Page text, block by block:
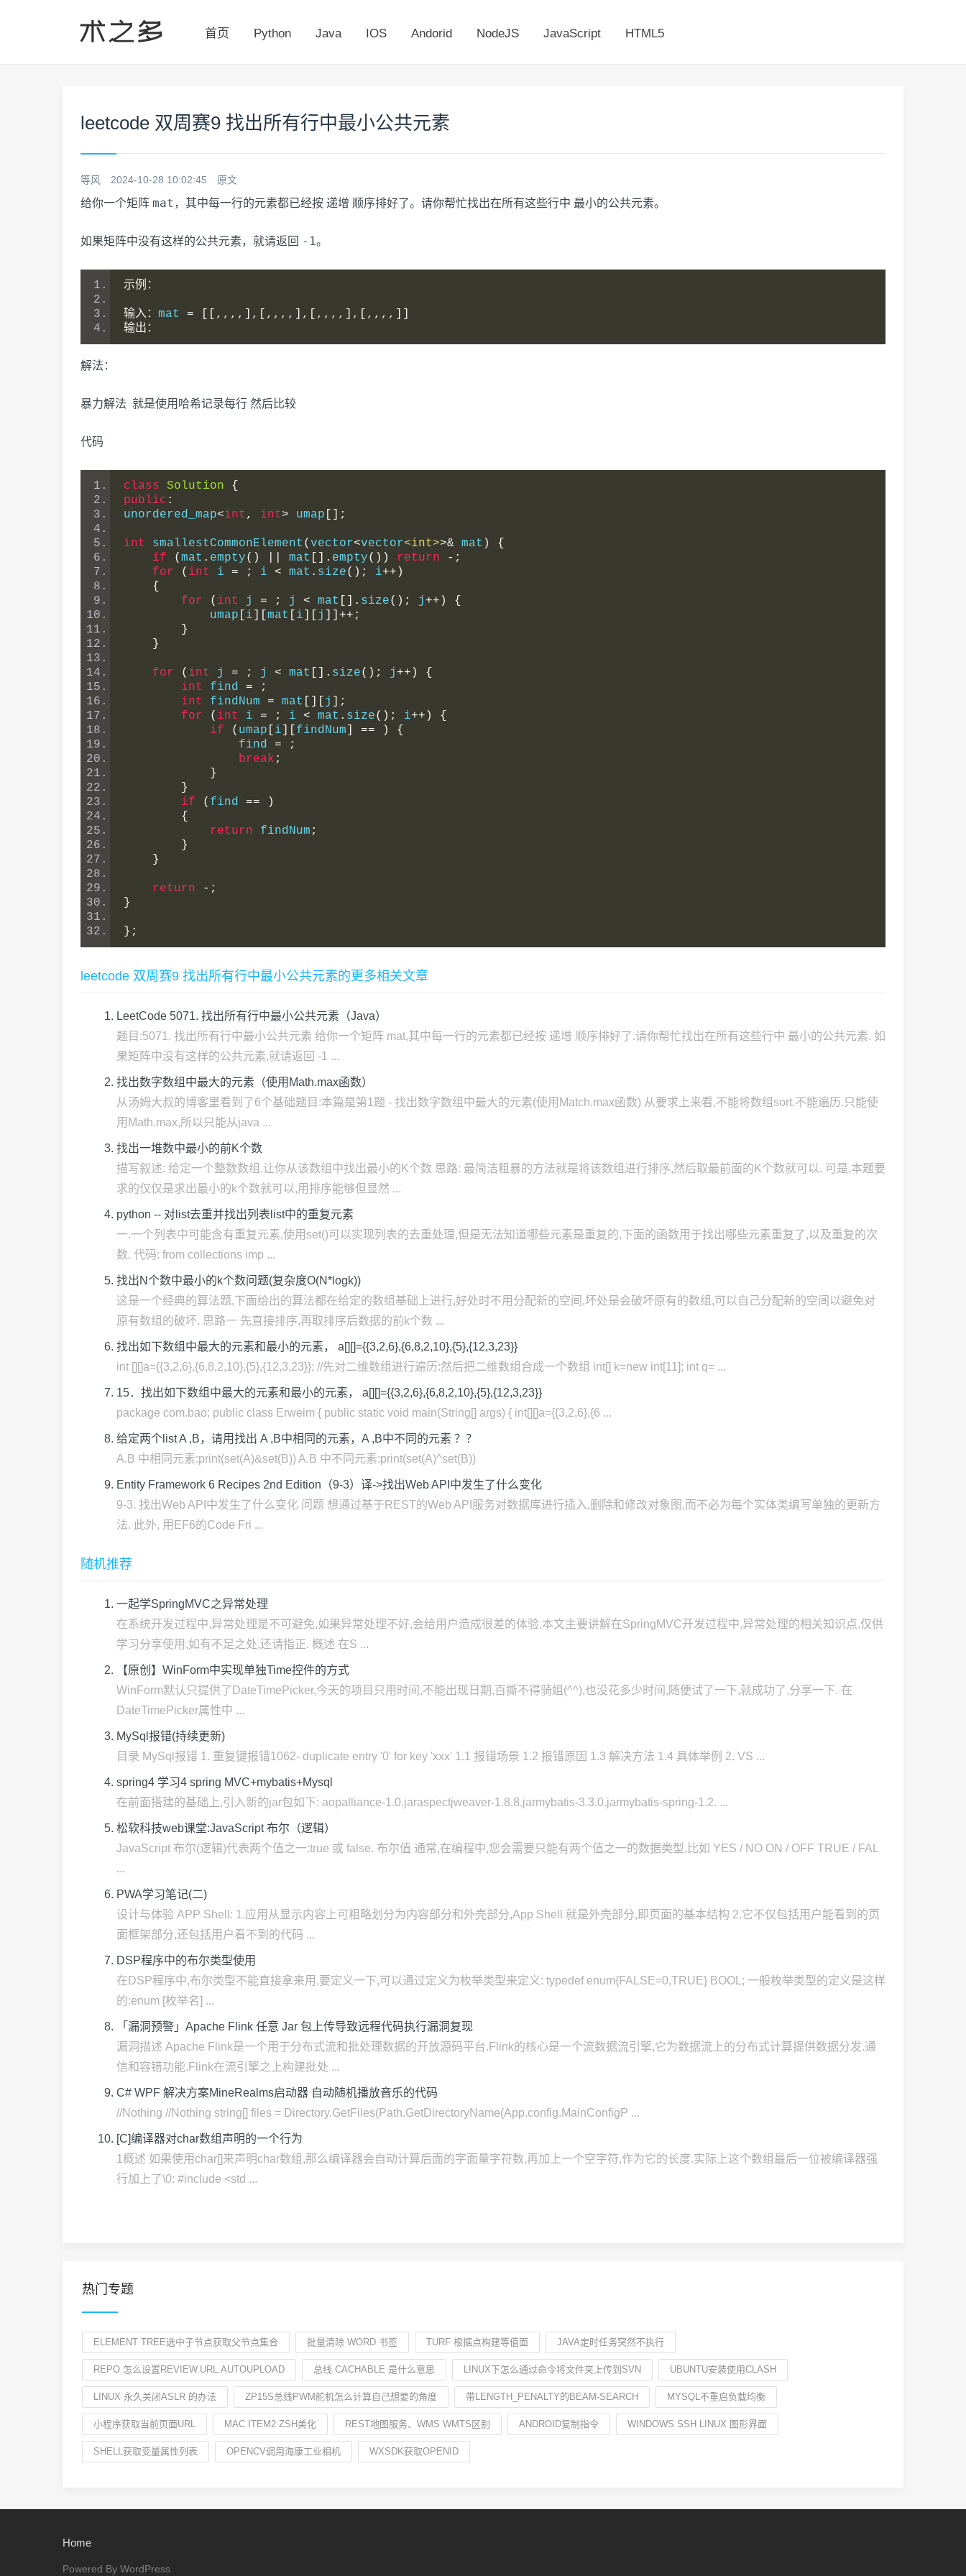
首页 Python Java IOS Andorid NodeJS JavaScript HTML5
leetcode 双周赛9 找出所有行中最小公共元素
等风 2024-10-28 10:02:45 原文
给你一个矩阵 mat ，其中每一行的元素都已经按 递增 顺序排好了。请你帮忙找出在所有这些行中 最小的公共元素。
如果矩阵中没有这样的公共元素，就请返回 -1。
示例：
输入： mat =
[[,,,,],[,,,,],[,,,,],[,,,,]]
输出：
解法：
暴力解法 就是使用哈希记录每行 然后比较
代码
class Solution
{
public :
unordered_map<int , int> umap [];
int smallestCommonElement ( vector<vector<int>>& mat )
{
if
( mat . empty() mat []. empty()) return
-;
for
( int i = ; i < mat . size(); i++)
{
for
( int j = ; j < mat []. size(); j ++)
{
            umap
i mat i j
]]++;
}
}
for ( int j = ; j < mat []. size(); j ++)
{
int
find =
;
int
findNum = mat j
];
for
( int i = ; i < mat . size(); i++)
{
if
( umap i findNum == )
{
                find
=
;
break ;
}
}
if
( find ==
)
{
return findNum ;
}
}
return
-;
}
};
leetcode 双周赛9 找出所有行中最小公共元素的更多相关文章
LeetCode 5071. 找出所有行中最小公共元素（Java）
题目:5071. 找出所有行中最小公共元素 给你一个矩阵 mat,其中每一行的元素都已经按 递增 顺序排好了.请你帮忙找出在所有这些行中 最小的公共元素. 如
果矩阵中没有这样的公共元素,就请返回 -1 ...
找出数字数组中最大的元素（使用Math.max函数）
从汤姆大叔的博客里看到了6个基础题目:本篇是第1题 - 找出数字数组中最大的元素(使用Match.max函数) 从要求上来看,不能将数组sort.不能遍历.只能使
用Math.max,所以只能从java ...
找出一堆数中最小的前K个数
描写叙述: 给定一个整数数组.让你从该数组中找出最小的K个数 思路: 最简洁粗暴的方法就是将该数组进行排序,然后取最前面的K个数就可以. 可是,本题要
求的仅仅是求出最小的k个数就可以,用排序能够但显然 ...
python -- 对list去重并找出列表list中的重复元素
一.一个列表中可能含有重复元素,使用set()可以实现列表的去重处理,但是无法知道哪些元素是重复的,下面的函数用于找出哪些元素重复了,以及重复的次
数. 代码: from collections imp ...
找出N个数中最小的k个数问题(复杂度O(N*logk))
这是一个经典的算法题,下面给出的算法都在给定的数组基础上进行,好处时不用分配新的空间,坏处是会破坏原有的数组,可以自己分配新的空间以避免对
原有数组的破坏. 思路一 先直接排序,再取排序后数据的前k个数 ...
找出如下数组中最大的元素和最小的元素， a[][]={{3,2,6},{6,8,2,10},{5},{12,3,23}}
int [][]a={{3,2,6},{6,8,2,10},{5},{12,3,23}}; //先对二维数组进行遍历:然后把二维数组合成一个数组 int[] k=new int[11]; int q= ...
15．找出如下数组中最大的元素和最小的元素， a[][]={{3,2,6},{6,8,2,10},{5},{12,3,23}}
package com.bao; public class Erweim { public static void main(String[] args) { int[][]a={{3,2,6},{6 ...
给定两个list A ,B，请用找出 A ,B中相同的元素，A ,B中不同的元素 ？？
A.B 中相同元素:print(set(A)&set(B)) A.B 中不同元素:print(set(A)^set(B))
Entity Framework 6 Recipes 2nd Edition（9-3）译->找出Web API中发生了什么变化
9-3. 找出Web API中发生了什么变化 问题 想通过基于REST的Web API服务对数据库进行插入,删除和修改对象图,而不必为每个实体类编写单独的更新方
法. 此外, 用EF6的Code Fri ...
随机推荐
一起学SpringMVC之异常处理
在系统开发过程中,异常处理是不可避免,如果异常处理不好,会给用户造成很差的体验,本文主要讲解在SpringMVC开发过程中,异常处理的相关知识点,仅供
学习分享使用,如有不足之处,还请指正. 概述 在S ...
【原创】WinForm中实现单独Time控件的方式
WinForm默认只提供了DateTimePicker,今天的项目只用时间,不能出现日期,百撕不得骑姐(^^),也没花多少时间,随便试了一下,就成功了,分享一下. 在
DateTimePicker属性中 ...
MySql报错(持续更新)
目录 MySql报错 1. 重复键报错1062- duplicate entry '0' for key 'xxx' 1.1 报错场景 1.2 报错原因 1.3 解决方法 1.4 具体举例 2. VS ...
spring4 学习4 spring MVC+mybatis+Mysql
在前面搭建的基础上,引入新的jar包如下: aopalliance-1.0.jaraspectjweaver-1.8.8.jarmybatis-3.3.0.jarmybatis-spring-1.2. ...
松软科技web课堂:JavaScript 布尔（逻辑）
JavaScript 布尔(逻辑)代表两个值之一:true 或 false. 布尔值 通常,在编程中,您会需要只能有两个值之一的数据类型,比如 YES / NO ON / OFF TRUE / FAL
...
PWA学习笔记(二)
设计与体验 APP Shell: 1.应用从显示内容上可粗略划分为内容部分和外壳部分,App Shell 就是外壳部分,即页面的基本结构 2.它不仅包括用户能看到的页
面框架部分,还包括用户看不到的代码 ...
DSP程序中的布尔类型使用
在DSP程序中,布尔类型不能直接拿来用,要定义一下,可以通过定义为枚举类型来定义: typedef enum{FALSE=0,TRUE} BOOL; 一般枚举类型的定义是这样
的:enum [枚举名] ...
「漏洞预警」Apache Flink 任意 Jar 包上传导致远程代码执行漏洞复现
漏洞描述 Apache Flink是一个用于分布式流和批处理数据的开放源码平台.Flink的核心是一个流数据流引擎,它为数据流上的分布式计算提供数据分发.通
信和容错功能.Flink在流引擎之上构建批处 ...
C# WPF 解决方案MineRealms启动器 自动随机播放音乐的代码
//Nothing //Nothing string[] files = Directory.GetFiles(Path.GetDirectoryName(App.config.MainConfigP ...
[C]编译器对char数组声明的一个行为
1概述 如果使用char[]来声明char数组,那么编译器会自动计算后面的字面量字符数,再加上一个空字符,作为它的长度.实际上这个数组最后一位被编译器强
行加上了\0: #include <std ...
热门专题
ELEMENT TREE选中子节点获取父节点集合 批量清除 WORD 书签 TURF 根据点构建等值面 JAVA定时任务突然不执行
REPO 怎么设置REVIEW.URL.AUTOUPLOAD 总线 CACHABLE 是什么意思 LINUX下怎么通过命令将文件夹上传到SVN UBUNTU安装使用CLASH
LINUX 永久关闭ASLR 的办法 ZP15S总线PWM舵机怎么计算自己想要的角度 带LENGTH_PENALTY的BEAM-SEARCH MYSQL不重启负载均衡
小程序获取当前页面URL MAC ITEM2 ZSH美化 REST地图服务、WMS WMTS区别 ANDROID复制指令 WINDOWS SSH LINUX 图形界面
SHELL获取变量属性列表 OPENCV调用海康工业相机 WXSDK获取OPENID
Home
Powered By WordPress